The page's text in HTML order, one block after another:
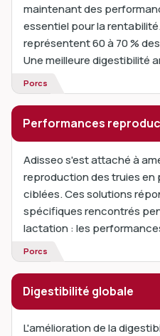
maintenant des
essentiel pour la
représentent 60 à 70 %
Une meilleure digestibilité
nutriments et l'efficacité
Porcs
Performances
Adisseo s'est attaché à
reproduction des truies
ciblées. Ces solutions
spécifiques rencontrés
lactation : les
truies sont influencées par...
Porcs
Digestibilité globale
L'amélioration de la